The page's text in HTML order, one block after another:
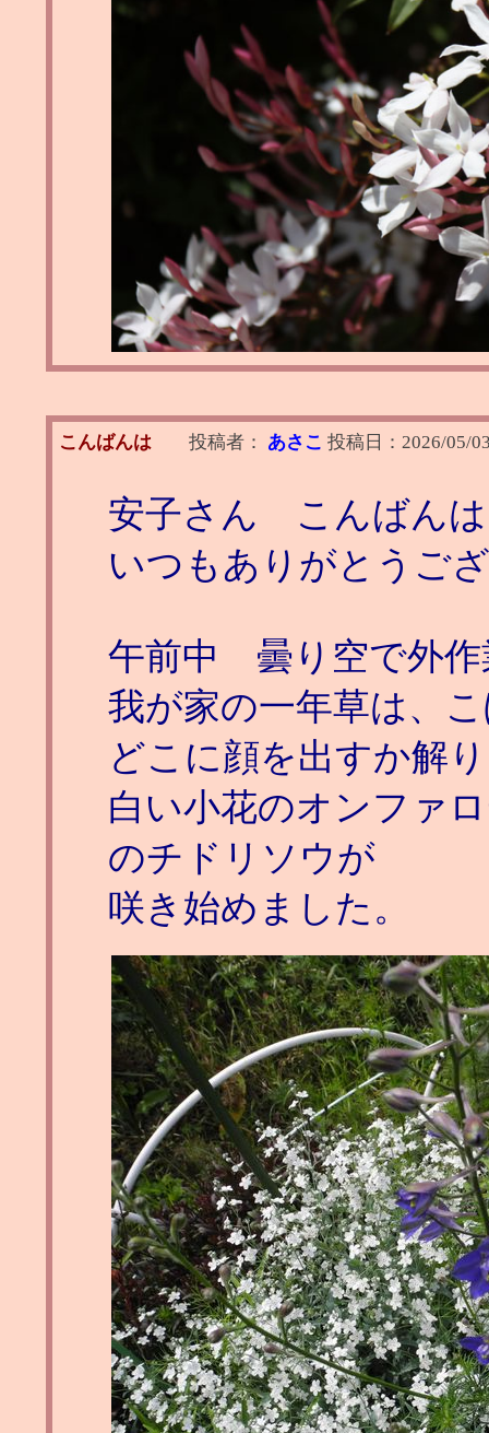
こんばんは 投稿者： あさこ 投稿日： 2026/05/
安子さん こんばんは
いつもありがとうご
午前中 曇り空で外作
我が家の一年草は、
どこに顔を出すか解
白い小花のオンファ
のチドリソウが
咲き始めました。